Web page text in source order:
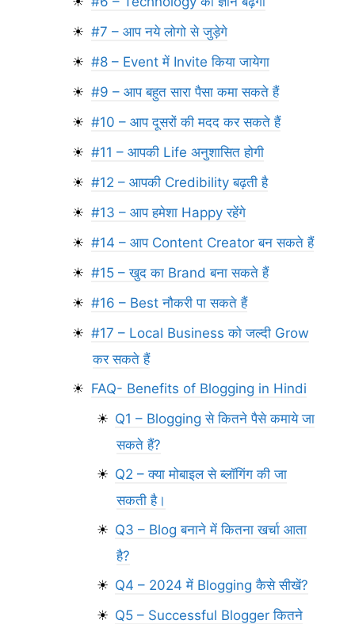
#7 – आप नये लोगो से जुड़ेगे
#8 – Event में Invite किया जायेगा
#9 – आप बहुत सारा पैसा कमा सकते हैं
#10 – आप दूसरों की मदद कर सकते हैं
#11 – आपकी Life अनुशासित होगी
#12 – आपकी Credibility बढ़ती है
#13 – आप हमेशा Happy रहेंगे
#14 – आप Content Creator बन सकते हैं
#15 – खुद का Brand बना सकते हैं
#16 – Best नौकरी पा सकते हैं
#17 – Local Business को जल्दी Grow
कर सकते हैं
FAQ- Benefits of Blogging in Hindi
Q1 – Blogging से कितने पैसे कमाये जा
सकते हैं?
Q2 – क्या मोबाइल से ब्लॉगिंग की जा
सकती है।
Q3 – Blog बनाने में कितना खर्चा आता
है?
Q4 – 2024 में Blogging कैसे सीखें?
Q5 – Successful Blogger कितने